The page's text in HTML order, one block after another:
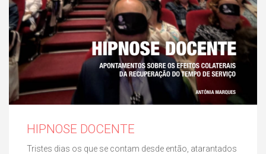
HIPNOSE DOCENTE
Tristes dias os que se contam desde então, atarantados